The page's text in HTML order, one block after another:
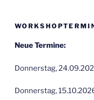
Neue Termine:
Donnerstag,
Donnerstag,